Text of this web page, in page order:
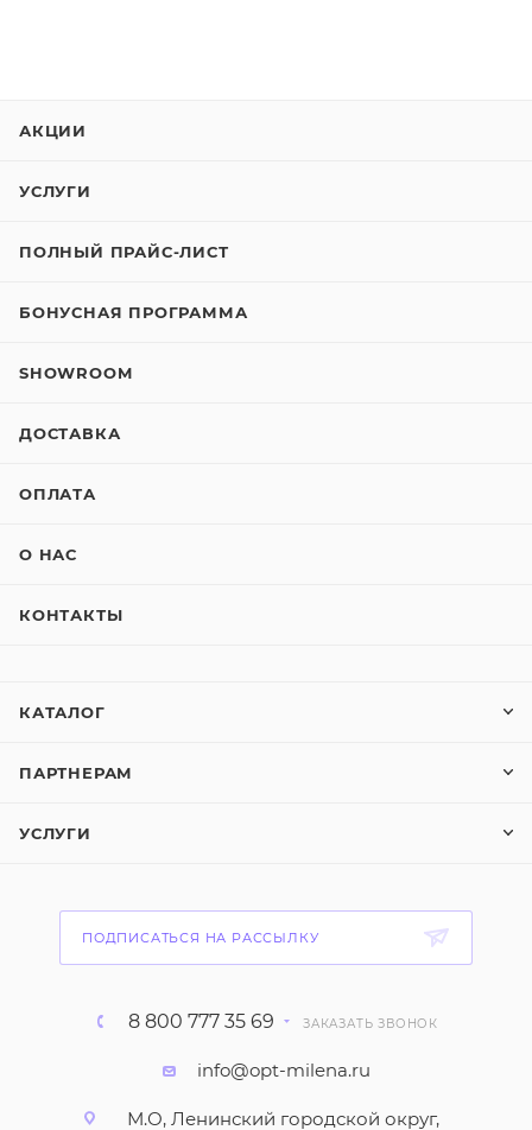
АКЦИИ
УСЛУГИ
ПОЛНЫЙ ПРАЙС-ЛИСТ
БОНУСНАЯ ПРОГРАММА
SHOWROOM
ДОСТАВКА
ОПЛАТА
О НАС
КОНТАКТЫ
КАТАЛОГ
ПАРТНЕРАМ
УСЛУГИ
ПОДПИСАТЬСЯ НА РАССЫЛКУ
8 800 777 35 69 ЗАКАЗАТЬ ЗВОНОК
info@opt-milena.ru
М.О, Ленинский городской округ,